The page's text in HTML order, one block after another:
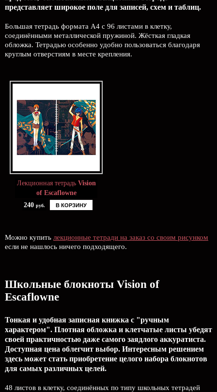
представляет широкое поле для записей, схем и таблиц.
Большая тетрадь формата А4 с 96 листами в клетку,
соединёнными металлической пружиной. Жёсткая гладкая
обложка. Тетрадью особенно удобно пользоваться благодаря
круглым отверстиям в месте крепления.
Лекционная тетрадь Vision
of Escaflowne
240 руб. В КОРЗИНУ
Можно купить лекционные тетради на заказ со своим рисунком
если не нашлось ничего подходящего.
Школьные блокноты Vision of
Escaflowne
Тонкая и удобная записная книжка с "ручным
характером". Плотная обложка и клетчатые листы убедят
своей практичностью даже самого заядлого аккуратиста.
Доступная цена облегчит выбор. Интересным решением
здесь может стать приобретение целого набора блокнотов
для самых различных целей.
48 листов в клетку, соединённых по типу школьных тетрадей